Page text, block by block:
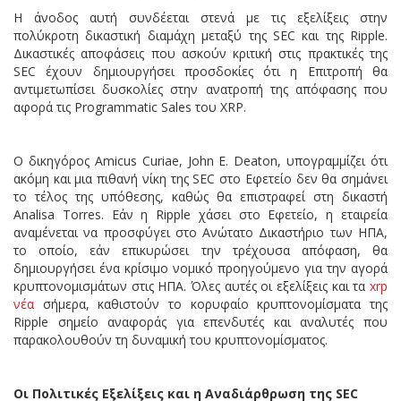
Η άνοδος αυτή συνδέεται στενά με τις εξελίξεις στην
πολύκροτη δικαστική διαμάχη μεταξύ της SEC και της Ripple.
Δικαστικές αποφάσεις που ασκούν κριτική στις πρακτικές της
SEC έχουν δημιουργήσει προσδοκίες ότι η Επιτροπή θα
αντιμετωπίσει δυσκολίες στην ανατροπή της απόφασης που
αφορά τις Programmatic Sales του XRP.
Ο δικηγόρος Amicus Curiae, John E. Deaton, υπογραμμίζει ότι
ακόμη και μια πιθανή νίκη της SEC στο Εφετείο δεν θα σημάνει
το τέλος της υπόθεσης, καθώς θα επιστραφεί στη δικαστή
Analisa Torres. Εάν η Ripple χάσει στο Εφετείο, η εταιρεία
αναμένεται να προσφύγει στο Ανώτατο Δικαστήριο των ΗΠΑ,
το οποίο, εάν επικυρώσει την τρέχουσα απόφαση, θα
δημιουργήσει ένα κρίσιμο νομικό προηγούμενο για την αγορά
κρυπτονομισμάτων στις ΗΠΑ. Όλες αυτές οι εξελίξεις και τα xrp
νέα σήμερα, καθιστούν το κορυφαίο κρυπτονομίσματα της
Ripple σημείο αναφοράς για επενδυτές και αναλυτές που
παρακολουθούν τη δυναμική του κρυπτονομίσματος.
Οι Πολιτικές Εξελίξεις και η Αναδιάρθρωση της SEC